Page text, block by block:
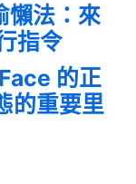
懶法：來
指令
的正
的重要里